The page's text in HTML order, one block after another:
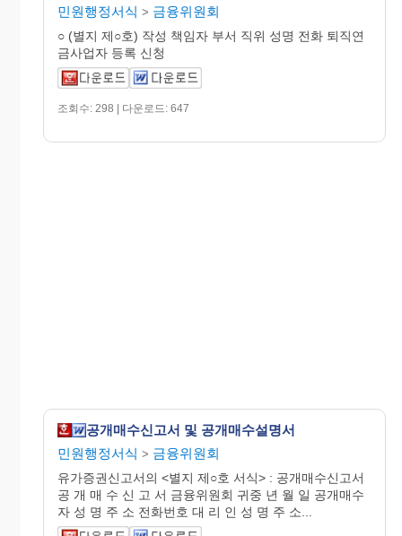
민원행정서식 > 금융위원회
○ (별지 제○호) 작성 책임자 부서 직위 성명 전화 퇴직연
금사업자 등록 신청
조회수: 298 | 다운로드: 647
공개매수신고서 및 공개매수설명서
민원행정서식 > 금융위원회
유가증권신고서의 <별지 제○호 서식> : 공개매수신고서
공 개 매 수 신 고 서 금융위원회 귀중 년 월 일 공개매수
자 성 명 주 소 전화번호 대 리 인 성 명 주 소...